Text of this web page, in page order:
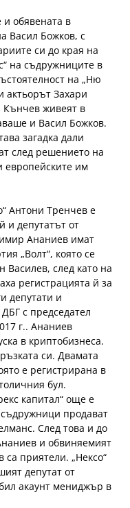
обявената в
Васил Божков, с
си до края на
на съдружниците в
на „Ню
актьорът Захари
Кънчев живеят в
и Васил Божков.
загадка дали
след решението на
европейските им
Антони Тренчев е
и депутатът от
Ананиев имат
„Волт“, която се
Василев, след като на
регистрацията й за
депутати и
с председател
г.. Ананиев
в криптобизнеса.
си. Двамата
е регистрирана в
бул.
капитал“ още е
продават
След това и до
и обвиняемият
приятели. „Нексо“
депутат от
акаунт мениджър в